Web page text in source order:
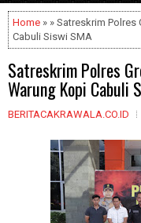
Home » » Satreskrim
Cabuli Siswi SMA
Satreskrim Polres
Warung Kopi Cabuli
BERITACAKRAWALA.CO.ID